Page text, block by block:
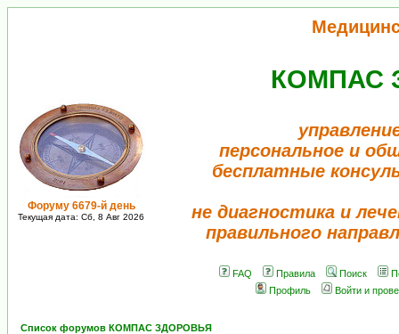
Форуму 6679-й день
Текущая дата: Сб, 8 Авг 2026
КОМПАС
персональное и
бесплатные
не диагностика и
правильного
FAQ Правила Поиск
Профиль
Войти и
Список форумов КОМПАС ЗДОРОВЬЯ